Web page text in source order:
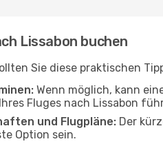
Lissabon buchen
Sie diese praktischen
Wenn möglich, kann
Fluges nach Lissabon
und Flugpläne: Der
Option sein.